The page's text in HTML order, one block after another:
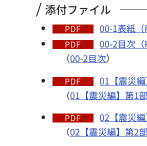
添付ファイル
00-1表紙（
00-2目次（
（00-2目次）
01【震災
（01【震災編】第1
02【震災
（02【震災編】第2